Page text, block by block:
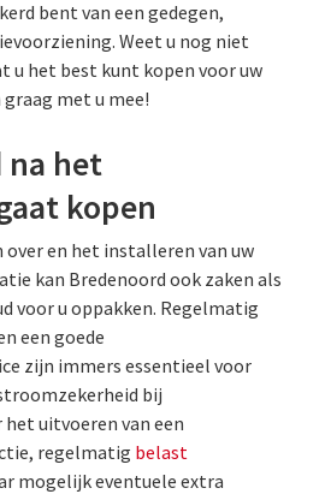
bent van een gedegen,
Weet u nog niet
u het best kunt kopen voor uw
met u mee!
na het
kopen
over en het installeren van uw
kan Bredenoord ook zaken als
voor u oppakken. Regelmatig
een goede
zijn immers essentieel voor
bij
uitvoeren van een
regelmatig belast
mogelijk eventuele extra